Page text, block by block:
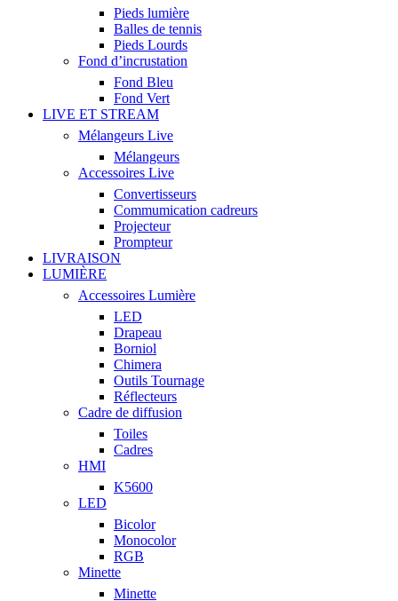
Pieds lumière
Balles de tennis
Pieds Lourds
Fond d’incrustation
Fond Bleu
Fond Vert
LIVE ET STREAM
Mélangeurs Live
Mélangeurs
Accessoires Live
Convertisseurs
Commumication cadreurs
Projecteur
Prompteur
LIVRAISON
LUMIÈRE
Accessoires Lumière
LED
Drapeau
Borniol
Chimera
Outils Tournage
Réflecteurs
Cadre de diffusion
Toiles
Cadres
HMI
K5600
LED
Bicolor
Monocolor
RGB
Minette
Minette